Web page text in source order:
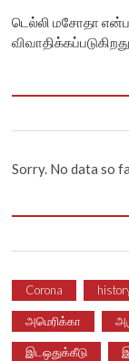
டெல்லி மசோதா
Sorry. No data so
Corona
அமெரிக்கா
இடஒதுக்கீடு